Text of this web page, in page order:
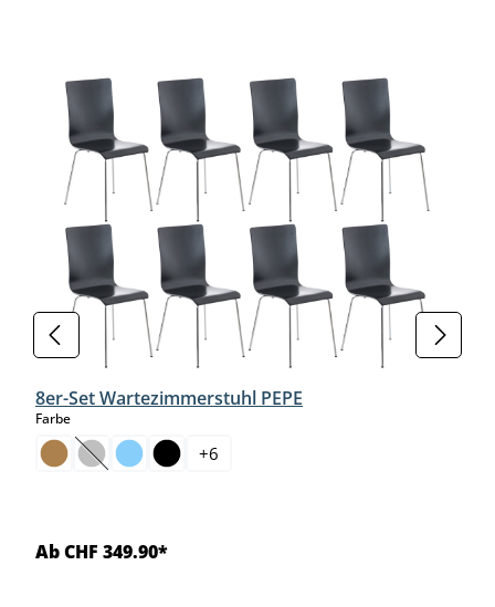
8er-Set Wartezimmerstuhl PEPE
Farbeauswählen
(Diese Option ist zurzeit nicht verfügbar.)
+6
Ab CHF 349.90*